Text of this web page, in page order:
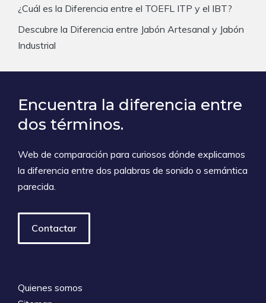
¿Cuál es la Diferencia entre el TOEFL ITP y el IBT?
Descubre la Diferencia entre Jabón Artesanal y Jabón
Industrial
Encuentra la diferencia entre
dos términos.
Web de comparación para curiosos dónde explicamos
la diferencia entre dos palabras de sonido o semántica
parecida.
Contactar
Quienes somos